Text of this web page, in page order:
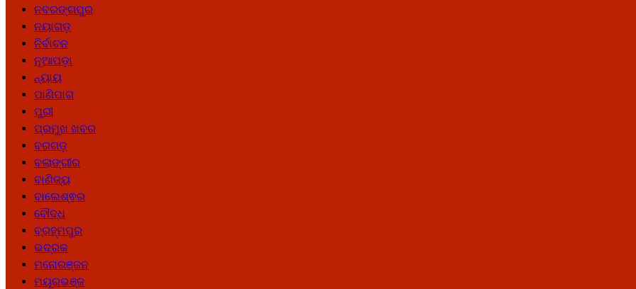
ନବରଙ୍ଗପୁର
ନୟାଗଡ଼
ନିର୍ବାଚନ
ନୂଆପଡ଼ା
ନ୍ୟାୟ
ପାଣିପାଗ
ପୁରୀ
ପ୍ରମୁଖ ଖବର
ବରଗଡ଼
ବଲାଙ୍ଗୀର
ବାଣିଜ୍ୟ
ବାଲେଶ୍ଵର
ବୌଦ୍ଧ
ବ୍ରହ୍ମପୁର
ଭଦ୍ରକ
ମନୋରଞ୍ଜନ
ମୟୂରଭଞ୍ଜ